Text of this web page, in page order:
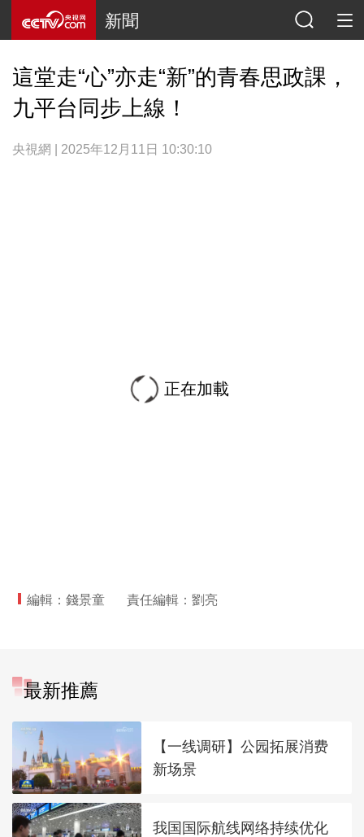
新聞
這堂走“心”亦走“新”的青春思政課，
九平台同步上線！
央視網 | 2025年12月11日 10:30:10
正在加載
編輯：錢景童 責任編輯：劉亮
最新推薦
【一线调研】公园拓展消费
新场景
我国国际航线网络持续优化